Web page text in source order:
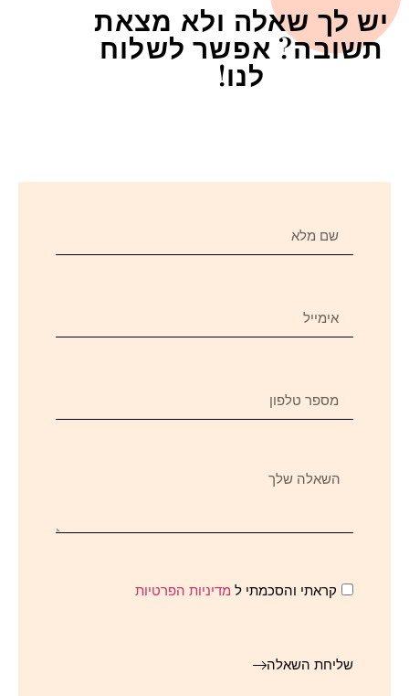
יש לך שאלה ולא מצאת
תשובה? אפשר לשלוח
לנו!
קראתי והסכמתי ל מדיניות הפרטיות
שליחת השאלה